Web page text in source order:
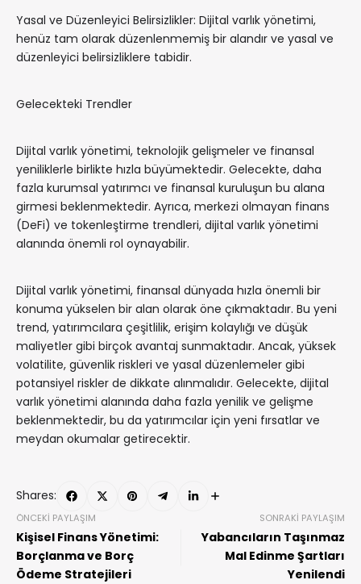
Yasal ve Düzenleyici Belirsizlikler: Dijital varlık yönetimi,
henüz tam olarak düzenlenmemiş bir alandır ve yasal ve
düzenleyici belirsizliklere tabidir.
Gelecekteki Trendler
Dijital varlık yönetimi, teknolojik gelişmeler ve finansal
yeniliklerle birlikte hızla büyümektedir. Gelecekte, daha
fazla kurumsal yatırımcı ve finansal kuruluşun bu alana
girmesi beklenmektedir. Ayrıca, merkezi olmayan finans
(DeFi) ve tokenleştirme trendleri, dijital varlık yönetimi
alanında önemli rol oynayabilir.
Dijital varlık yönetimi, finansal dünyada hızla önemli bir
konuma yükselen bir alan olarak öne çıkmaktadır. Bu yeni
trend, yatırımcılara çeşitlilik, erişim kolaylığı ve düşük
maliyetler gibi birçok avantaj sunmaktadır. Ancak, yüksek
volatilite, güvenlik riskleri ve yasal düzenlemeler gibi
potansiyel riskler de dikkate alınmalıdır. Gelecekte, dijital
varlık yönetimi alanında daha fazla yenilik ve gelişme
beklenmektedir, bu da yatırımcılar için yeni fırsatlar ve
meydan okumalar getirecektir.
Shares:
ÖNCEKI PAYLAŞIM
Kişisel Finans Yönetimi:
Borçlanma ve Borç
Ödeme Stratejileri
SONRAKI PAYLAŞIM
Yabancıların Taşınmaz
Mal Edinme Şartları
Yenilendi